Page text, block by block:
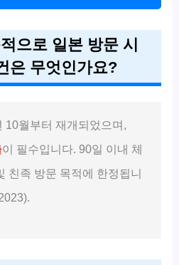
으로 일본 방문 시
은 무엇인가요?
10월부터 재개되었으며,
이 필수입니다. 90일 이내 체
친족 방문 목적에 한정됩니